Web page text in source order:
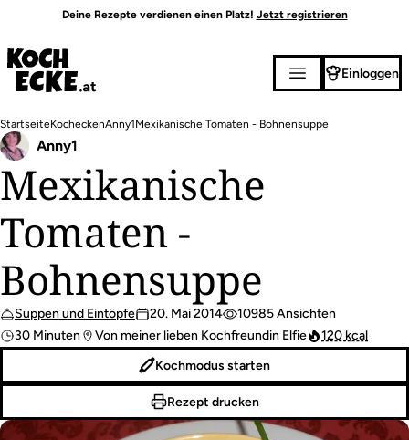
Inhalt
Deine Rezepte verdienen einen Platz! Jetzt registrieren
Einloggen
Pfadnavigation
StartseiteKocheckenAnny1Mexikanische Tomaten - Bohnensuppe
Mexikanische
Tomaten -
Bohnensuppe
Suppen und Eintöpfe 20. Mai 2014
10985 Ansichten
30 Minuten
Von meiner lieben Kochfreundin Elfie 120 kcal
Anny1
Kochmodus starten
Rezept drucken